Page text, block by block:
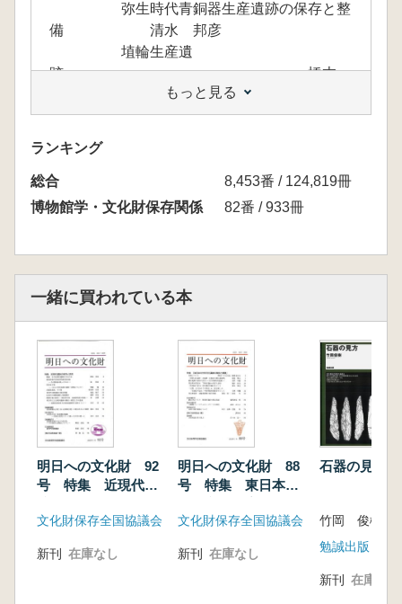
弥生時代青銅器生産遺跡の保存と整
備 清水 邦彦
埴輪生産遺
跡 橋本
製塩遺跡の保存と整
備 岩﨑 郁実
古代製鉄遺跡の保存・整備・活用
-滋賀県の製鉄遺跡を中心
に- 大道 和人
日本磁器発祥の地
有田における窯業関連遺跡の保
【本の紹介】
小野昭著『ドナウの考古
学』 勅使河原 彰
【追悼】
先輩・石部正志さんを偲
ぶ 鈴木 重治
究 松田 度
【口絵解説】
跡 岩﨑 郁
もっと見る
ランキング
総合
8,453番 / 124,819冊
博物館学・文化財保存関係
82番 / 933冊
一緒に買われている本
明日への文化財 92
号 特集 近現代遺
文化財保存全国協議会
新刊 在庫なし
明日への文化財 88
号 特集 東日本の
と課題
文化財保存全国協議会
新刊 在庫なし
石器の見方
竹岡 俊樹 著
勉誠出版
新刊 在庫なし